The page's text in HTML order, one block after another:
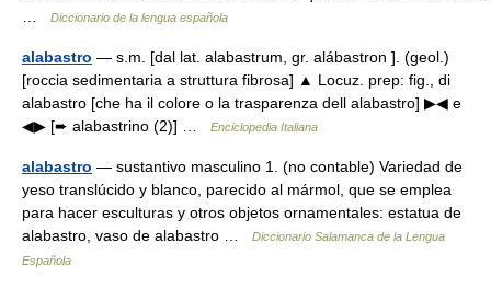
…
Diccionario de la lengua española
alabastro — s.m. [dal lat. alabastrum, gr. alábastron ]. (geol.)
[roccia sedimentaria a struttura fibrosa] ▲ Locuz. prep: fig., di
alabastro [che ha il colore o la trasparenza dell alabastro] ▶◀ e
◀▶ [➨ alabastrino (2)] …
Enciclopedia Italiana
alabastro — sustantivo masculino 1. (no contable) Variedad de
yeso translúcido y blanco, parecido al mármol, que se emplea
para hacer esculturas y otros objetos ornamentales: estatua de
alabastro, vaso de alabastro …
Diccionario Salamanca de la Lengua
Española